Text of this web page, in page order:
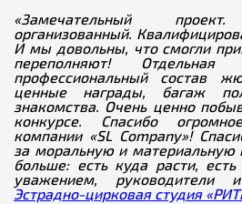
«Замечательный проект.
организованный.
И мы довольны, что смогли
переполняют! Отдельная
профессиональный состав
ценные награды, багаж
знакомства. Очень ценно
конкурсе. Спасибо
компании «SL Company»!
за моральную и
больше: есть куда расти,
уважением, руководители
Эстрадно-цирковая студия